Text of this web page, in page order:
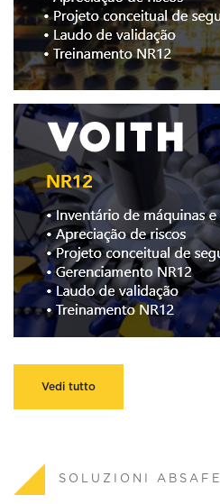
Vedi tutto
SOLUZIONI ABSAFE